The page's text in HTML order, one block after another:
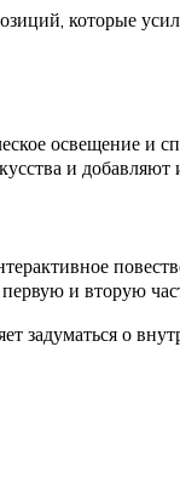
которые
освещение
и добавляют
и вторую
задуматься о